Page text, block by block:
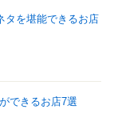
タを堪能できるお店
できるお店7選